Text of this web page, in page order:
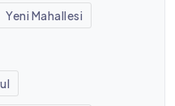
Yeni Mahallesi